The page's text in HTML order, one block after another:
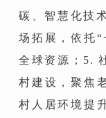
碳、智慧化技
场拓展，依托
全球资源；5.
村建设，聚焦
村人居环境提